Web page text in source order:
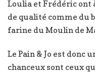
Loulia et Frédéric ont
de qualité comme du
farine du Moulin de
Le Pain & Jo est donc
chanceux sont ceux